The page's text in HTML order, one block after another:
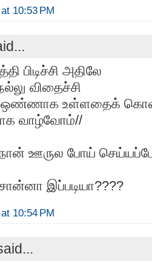
10:53 PM
பிடிச்சி அதிலே
விதைச்சி
ஒண்ணாக உள்ளதைக்
வாழ்வோம்//
ஊருல போய்
இப்படியா????
10:54 PM